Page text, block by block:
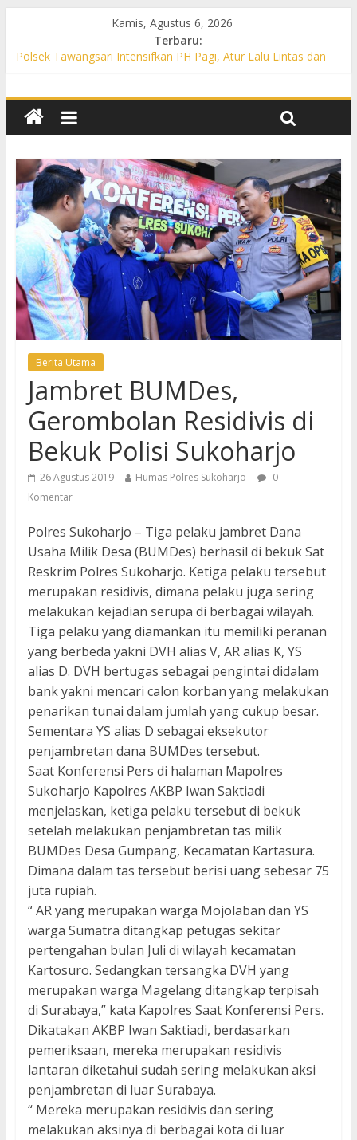
Kamis, Agustus 6, 2026
Terbaru:
Polsek Tawangsari Intensifkan PH Pagi, Atur Lalu Lintas dan
Tekankan Disiplin dan Pelayanan Gratis untuk Masyarakat
Patroli Preventif, Polsek Mojolaban Edukasi Warga Cegah
Polsek Nguter Intensifkan PH Pagi, Bantu Penyeberangan
Warga dan Cegah Kecelakaan Lalu Lintas
Polsek Gatak Intensifkan PH Pagi di Titik Rawan, Berikan Rasa
Aman bagi Pengguna Jalan
Berita Utama
Jambret BUMDes,
Gerombolan Residivis di
Bekuk Polisi Sukoharjo
26 Agustus 2019 Humas Polres Sukoharjo
0
Komentar
Polres Sukoharjo – Tiga pelaku jambret Dana
Usaha Milik Desa (BUMDes) berhasil di bekuk Sat
Reskrim Polres Sukoharjo. Ketiga pelaku tersebut
merupakan residivis, dimana pelaku juga sering
melakukan kejadian serupa di berbagai wilayah.
Tiga pelaku yang diamankan itu memiliki peranan
yang berbeda yakni DVH alias V, AR alias K, YS
alias D. DVH bertugas sebagai pengintai didalam
bank yakni mencari calon korban yang melakukan
penarikan tunai dalam jumlah yang cukup besar.
Sementara YS alias D sebagai eksekutor
penjambretan dana BUMDes tersebut.
Saat Konferensi Pers di halaman Mapolres
Sukoharjo Kapolres AKBP Iwan Saktiadi
menjelaskan, ketiga pelaku tersebut di bekuk
setelah melakukan penjambretan tas milik
BUMDes Desa Gumpang, Kecamatan Kartasura.
Dimana dalam tas tersebut berisi uang sebesar 75
juta rupiah.
“ AR yang merupakan warga Mojolaban dan YS
warga Sumatra ditangkap petugas sekitar
pertengahan bulan Juli di wilayah kecamatan
Kartosuro. Sedangkan tersangka DVH yang
merupakan warga Magelang ditangkap terpisah
di Surabaya,” kata Kapolres Saat Konferensi Pers.
Dikatakan AKBP Iwan Saktiadi, berdasarkan
pemeriksaan, mereka merupakan residivis
lantaran diketahui sudah sering melakukan aksi
penjambretan di luar Surabaya.
“ Mereka merupakan residivis dan sering
melakukan aksinya di berbagai kota di luar